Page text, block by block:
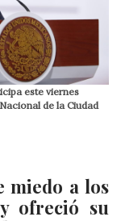
este viernes
de la Ciudad
miedo a los
ofreció su